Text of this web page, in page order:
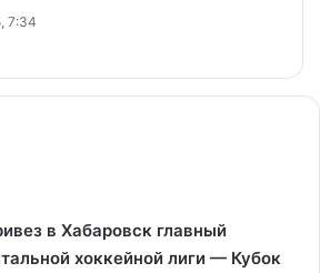
7:34
в Хабаровск главный
хоккейной лиги — Кубок